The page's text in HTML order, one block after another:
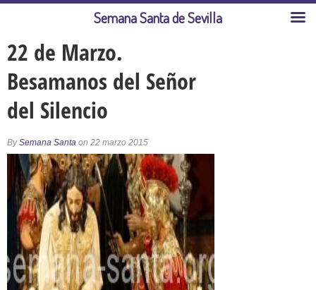
22 de Marzo.
Besamanos del Señor
del Silencio
BySemana Santa on 22 marzo 2015
Semana Santa de Sevilla